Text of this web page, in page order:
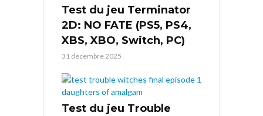
Test du jeu Terminator
2D: NO FATE (PS5, PS4,
XBS, XBO, Switch, PC)
31 décembre 2025
Test du jeu Trouble